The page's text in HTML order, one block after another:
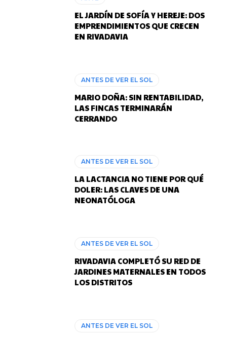
EL JARDÍN DE SOFÍA Y HEREJE: DOS
EMPRENDIMIENTOS QUE CRECEN
EN RIVADAVIA
ANTES DE VER EL SOL
MARIO DOÑA: SIN RENTABILIDAD,
LAS FINCAS TERMINARÁN
CERRANDO
ANTES DE VER EL SOL
LA LACTANCIA NO TIENE POR QUÉ
DOLER: LAS CLAVES DE UNA
NEONATÓLOGA
ANTES DE VER EL SOL
RIVADAVIA COMPLETÓ SU RED DE
JARDINES MATERNALES EN TODOS
LOS DISTRITOS
ANTES DE VER EL SOL